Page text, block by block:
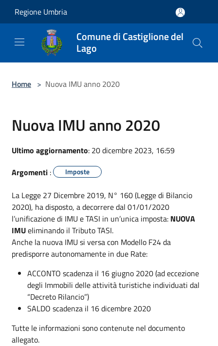
Regione Umbria
Comune di Castiglione del
Lago
Home > Nuova IMU anno 2020
Nuova IMU anno 2020
Ultimo aggiornamento: 20 dicembre 2023, 16:59
Argomenti : Imposte
La Legge 27 Dicembre 2019, N° 160 (Legge di Bilancio
2020), ha disposto, a decorrere dal 01/01/2020
l’unificazione di IMU e TASI in un’unica imposta: NUOVA
IMUeliminando il Tributo TASI.
Anche la nuova IMU si versa con Modello F24 da
predisporre autonomamente in due Rate:
ACCONTO scadenza il 16 giugno 2020 (ad eccezione
degli Immobili delle attività turistiche individuati dal
“Decreto Rilancio”)
SALDO scadenza il 16 dicembre 2020
Tutte le informazioni sono contenute nel documento
allegato.